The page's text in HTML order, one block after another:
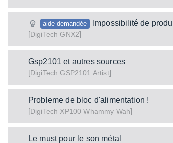
aide demandée
Impossibilité de
[DigiTech GNX2]
Gsp2101 et autres sources
[DigiTech GSP2101 Artist]
Probleme de bloc d'alimentation !
[DigiTech XP100 Whammy Wah]
Le must pour le son métal